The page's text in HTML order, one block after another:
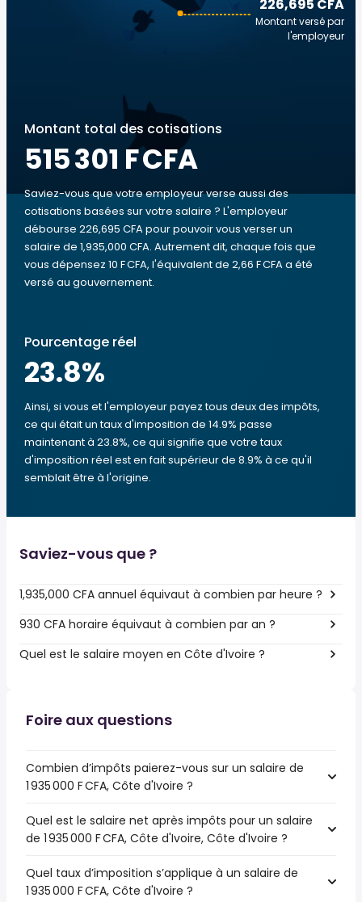
226,695 CFA
Montant versé par
l'employeur
Montant total des cotisations
515 301 F CFA
Saviez-vous que votre employeur verse aussi des
cotisations basées sur votre salaire ? L'employeur
débourse 226,695 CFA pour pouvoir vous verser un
salaire de 1,935,000 CFA. Autrement dit, chaque fois que
vous dépensez 10 F CFA, l'équivalent de 2,66 F CFA a été
versé au gouvernement.
Pourcentage réel
23.8%
Ainsi, si vous et l'employeur payez tous deux des impôts,
ce qui était un taux d'imposition de 14.9% passe
maintenant à 23.8%, ce qui signifie que votre taux
d'imposition réel est en fait supérieur de 8.9% à ce qu'il
semblait être à l'origine.
Saviez-vous que ?
1,935,000 CFA annuel équivaut à combien par heure ?
930 CFA horaire équivaut à combien par an ?
Quel est le salaire moyen en Côte d'Ivoire ?
Foire aux questions
Combien d’impôts paierez-vous sur un salaire de
1 935 000 F CFA, Côte d'Ivoire ?
Quel est le salaire net après impôts pour un salaire
de 1 935 000 F CFA, Côte d'Ivoire, Côte d'Ivoire ?
Quel taux d’imposition s’applique à un salaire de
1 935 000 F CFA, Côte d'Ivoire ?